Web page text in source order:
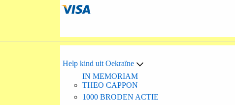
Help kind uit Oekraïne
IN MEMORIAM
THEO CAPPON
1000 BRODEN ACTIE